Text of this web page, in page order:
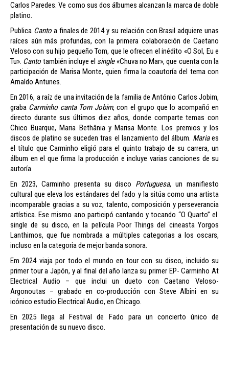
Carlos Paredes. Ve como sus dos álbumes alcanzan la marca de doble
platino.
Publica Cantoa finales de 2014 y su relación con Brasil adquiere unas
raíces aún más profundas, con la primera colaboración de Caetano
Veloso con su hijo pequeño Tom, que le ofrecen el inédito «O Sol, Eu e
Tu». Canto también incluye el single«Chuva no Mar», que cuenta con la
participación de Marisa Monte, quien firma la coautoría del tema con
Arnaldo Antunes.
En 2016, a raíz de una invitación de la familia de António Carlos Jobim,
graba Carminho canta Tom Jobim, con el grupo que lo acompañó en
directo durante sus últimos diez años, donde comparte temas con
Chico Buarque, Maria Bethânia y Marisa Monte. Los premios y los
discos de platino se suceden tras el lanzamiento del álbum. Mariaes
el título que Carminho eligió para el quinto trabajo de su carrera, un
álbum en el que firma la producción e incluye varias canciones de su
autoría.
En 2023, Carminho presenta su disco Portuguesa, un manifiesto
cultural que eleva los estándares del fado y la sitúa como una artista
incomparable gracias a su voz, talento, composición y perseverancia
artística. Ese mismo ano participó cantando y tocando “O Quarto” el
single de su disco, en la película Poor Things del cineasta Yorgos
Lanthimos, que fue nombrada a múltiples categorias a los oscars,
incluso en la categoria de mejor banda sonora.
Em 2024 viaja por todo el mundo en tour con su disco, incluido su
primer tour a Japón, y al final del año lanza su primer EP- Carminho At
Electrical Audio – que inclui un dueto con Caetano Veloso-
Argonoutas – grabado en co-producción con Steve Albini en su
icónico estudio Electrical Audio, en Chicago.
En 2025 llega al Festival de Fado para un concierto único de
presentación de su nuevo disco.